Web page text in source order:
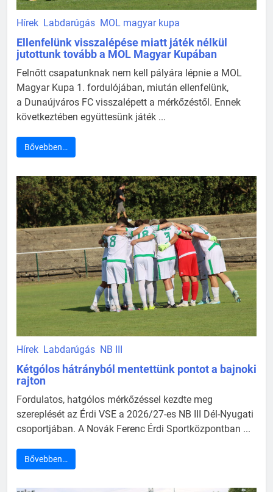
Hírek Labdarúgás MOL magyar kupa
Ellenfelünk visszalépése miatt játék nélkül
jutottunk tovább a MOL Magyar Kupában
Felnőtt csapatunknak nem kell pályára lépnie a MOL
Magyar Kupa 1. fordulójában, miután ellenfelünk,
a Dunaújváros FC visszalépett a mérkőzéstől. Ennek
következtében együttesünk játék ...
Bővebben…
Hírek Labdarúgás NB III
Kétgólos hátrányból mentettünk pontot a bajnoki
rajton
Fordulatos, hatgólos mérkőzéssel kezdte meg
szereplését az Érdi VSE a 2026/27-es NB III Dél-Nyugati
csoportjában. A Novák Ferenc Érdi Sportközpontban ...
Bővebben…